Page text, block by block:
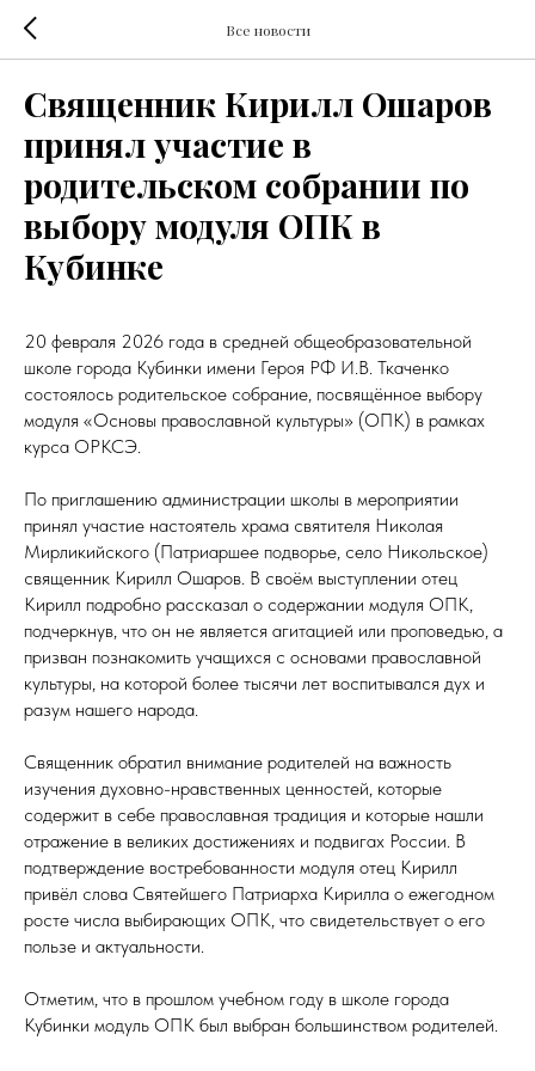
Все новости
Священник Кирилл Ошаров
принял участие в
родительском собрании по
выбору модуля ОПК в
Кубинке
20 февраля 2026 года в средней общеобразовательной
школе города Кубинки имени Героя РФ И.В. Ткаченко
состоялось родительское собрание, посвящённое выбору
модуля «Основы православной культуры» (ОПК) в рамках
курса ОРКСЭ.
По приглашению администрации школы в мероприятии
принял участие настоятель храма святителя Николая
Мирликийского (Патриаршее подворье, село Никольское)
священник Кирилл Ошаров. В своём выступлении отец
Кирилл подробно рассказал о содержании модуля ОПК,
подчеркнув, что он не является агитацией или проповедью, а
призван познакомить учащихся с основами православной
культуры, на которой более тысячи лет воспитывался дух и
разум нашего народа.
Священник обратил внимание родителей на важность
изучения духовно-нравственных ценностей, которые
содержит в себе православная традиция и которые нашли
отражение в великих достижениях и подвигах России. В
подтверждение востребованности модуля отец Кирилл
привёл слова Святейшего Патриарха Кирилла о ежегодном
росте числа выбирающих ОПК, что свидетельствует о его
пользе и актуальности.
Отметим, что в прошлом учебном году в школе города
Кубинки модуль ОПК был выбран большинством родителей.